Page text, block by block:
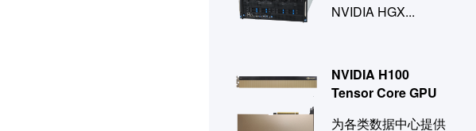
NVIDIA HGX...
NVIDIA H100
Tensor Core GPU
为各类数据中心提供